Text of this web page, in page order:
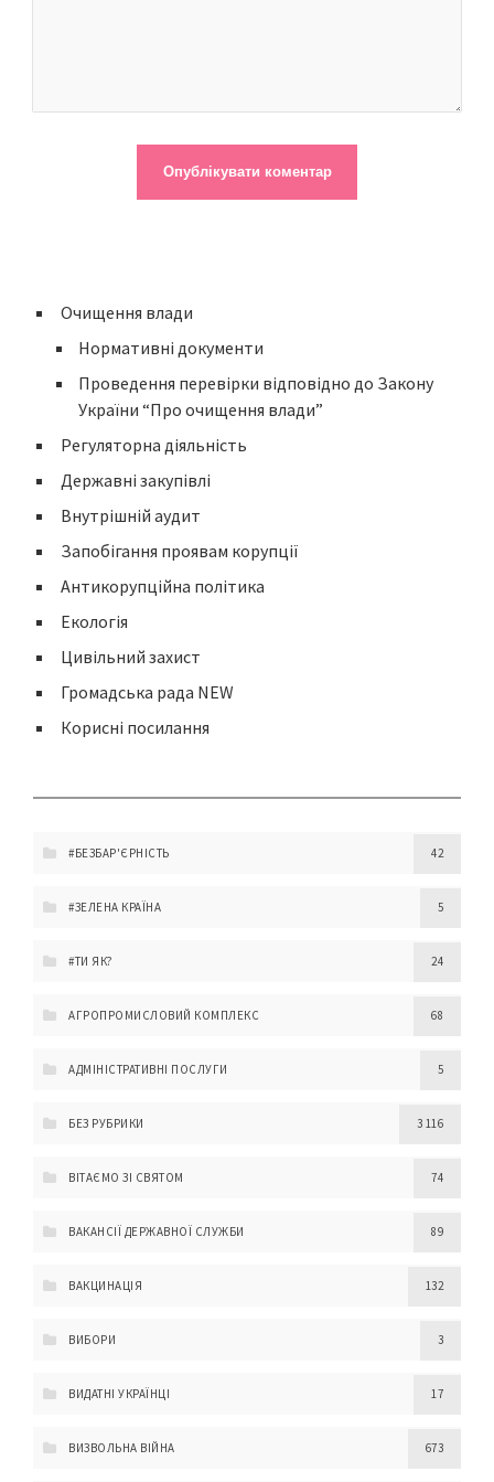
Очищення влади
Нормативні документи
Проведення перевірки відповідно до Закону
України “Про очищення влади”
Регуляторна діяльність
Державні закупівлі
Внутрішній аудит
Запобігання проявам корупції
Антикорупційна політика
Екологія
Цивільний захист
Громадська рада NEW
Корисні посилання
#БЕЗБАР'ЄРНІСТЬ 42
#ЗЕЛЕНА КРАЇНА 5
#ТИ ЯК? 24
АГРОПРОМИСЛОВИЙ КОМПЛЕКС 68
АДМІНІСТРАТИВНІ ПОСЛУГИ 5
БЕЗ РУБРИКИ 3 116
ВІТАЄМО ЗІ СВЯТОМ 74
ВАКАНСІЇ ДЕРЖАВНОЇ СЛУЖБИ 89
ВАКЦИНАЦІЯ 132
ВИБОРИ 3
ВИДАТНІ УКРАЇНЦІ 17
ВИЗВОЛЬНА ВІЙНА 673